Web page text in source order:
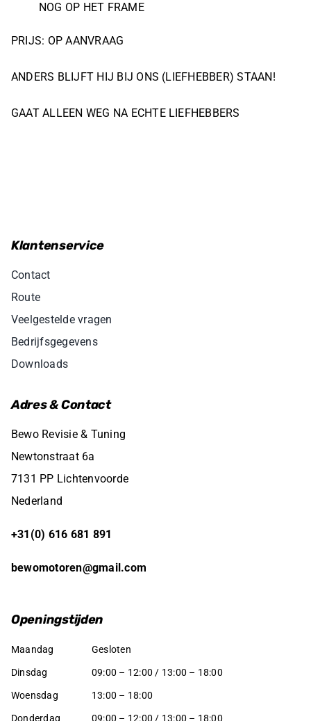
NOG OP HET FRAME
PRIJS: OP AANVRAAG
ANDERS BLIJFT HIJ BIJ ONS (LIEFHEBBER) STAAN!
GAAT ALLEEN WEG NA ECHTE LIEFHEBBERS
Klantenservice
Contact
Route
Veelgestelde vragen
Bedrijfsgegevens
Downloads
Adres & Contact
Bewo Revisie & Tuning
Newtonstraat 6a
7131 PP Lichtenvoorde
Nederland
+31(0) 616 681 891
bewomotoren@gmail.com
Openingstijden
Maandag Gesloten
Dinsdag 09:00 – 12:00 / 13:00 – 18:00
Woensdag 13:00 – 18:00
Donderdag 09:00 – 12:00 / 13:00 – 18:00